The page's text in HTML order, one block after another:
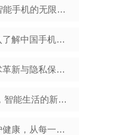
小米Mix 2S刷机包，解锁智能手机的无限可能
国产手机十大排名榜，深入了解中国手机市场的佼佼者
华为云服务定位查找，技术革新与隐私保护的双重奏
华为nova2s，性价比之选，智能生活的新伙伴
青岛市北区核酸检测，守护健康，从每一次检测开始